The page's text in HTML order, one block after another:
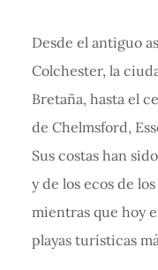
Desde el antiguo
Colchester, la
Bretaña, hasta el
de Chelmsford,
Sus costas han
y de los ecos de
mientras que hoy
playas turísticas